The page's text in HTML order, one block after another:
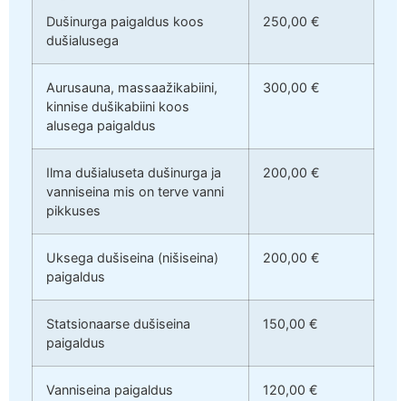
Dušinurga paigaldus koos
dušialusega
250,00 €
Aurusauna, massaažikabiini,
kinnise dušikabiini koos
alusega paigaldus
300,00 €
Ilma dušialuseta dušinurga ja
vanniseina mis on terve vanni
pikkuses
200,00 €
Uksega dušiseina (nišiseina)
paigaldus
200,00 €
Statsionaarse dušiseina
paigaldus
150,00 €
Vanniseina paigaldus 120,00 €